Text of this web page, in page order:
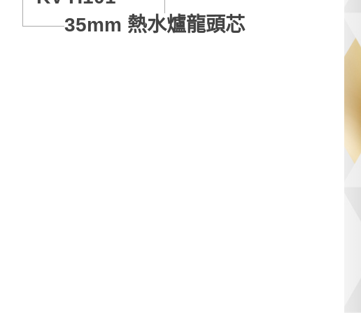
35mm 熱水爐龍頭芯